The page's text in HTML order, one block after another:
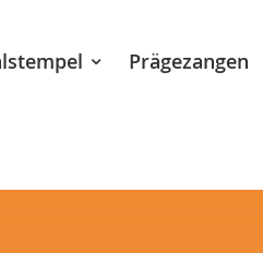
Prägezangen